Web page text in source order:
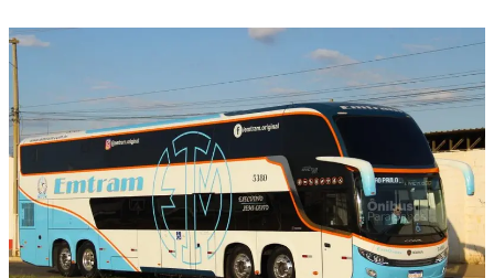
Digite
aqui
o
seu
e-
mail